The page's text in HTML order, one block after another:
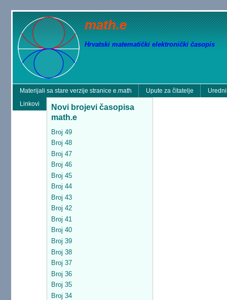
math.e
Hrvatski matematički elektronički časopis
Materijali sa stare verzije stranice e.math Upute za čitatelje
Linkovi
Novi brojevi časopisa
math.e
Broj 49
Broj 48
Broj 47
Broj 46
Broj 45
Broj 44
Broj 43
Broj 42
Broj 41
Broj 40
Broj 39
Broj 38
Broj 37
Broj 36
Broj 35
Broj 34